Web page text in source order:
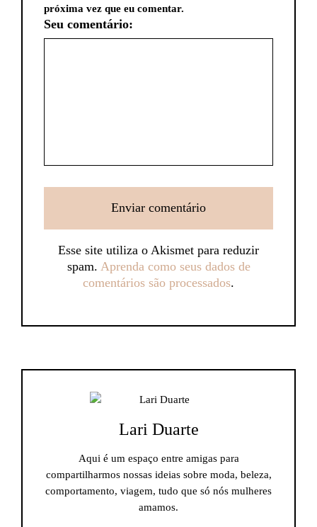
próxima vez que eu comentar.
Seu comentário:
Esse site utiliza o Akismet para reduzir
spam. Aprenda como seus dados de
comentários são processados.
Lari Duarte
Aqui é um espaço entre amigas para
compartilharmos nossas ideias sobre moda, beleza,
comportamento, viagem, tudo que só nós mulheres
amamos.